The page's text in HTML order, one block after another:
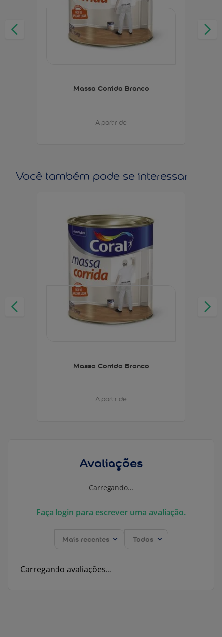
Massa Corrida Branco
A partir de
Você também pode se interessar
Massa Corrida Branco
A partir de
Avaliações
Carregando…
Faça login para escrever uma avaliação.
Mais recentes Todos
Carregando avaliações…